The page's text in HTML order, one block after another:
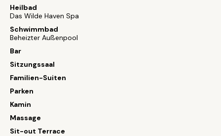
Heilbad
Das Wilde Haven Spa
Schwimmbad
Beheizter Außenpool
Bar
Sitzungssaal
Familien-Suiten
Parken
Kamin
Massage
Sit-out Terrace